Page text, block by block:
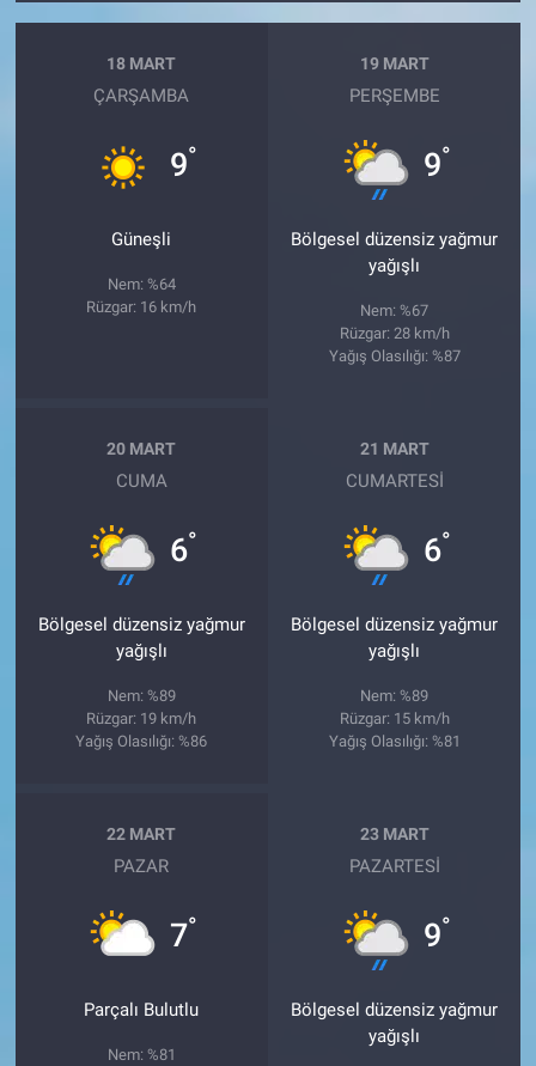
18 MART
ÇARŞAMBA
9°
Güneşli
Nem: %64
Rüzgar: 16 km/h
19 MART
PERŞEMBE
9°
Bölgesel düzensiz yağmur
yağışlı
Nem: %67
Rüzgar: 28 km/h
Yağış Olasılığı: %87
20 MART
CUMA
6°
Bölgesel düzensiz yağmur
yağışlı
Nem: %89
Rüzgar: 19 km/h
Yağış Olasılığı: %86
21 MART
CUMARTESI
6°
Bölgesel düzensiz yağmur
yağışlı
Nem: %89
Rüzgar: 15 km/h
Yağış Olasılığı: %81
22 MART
PAZAR
7°
Parçalı Bulutlu
Nem: %81
23 MART
PAZARTESI
9°
Bölgesel düzensiz yağmur
yağışlı